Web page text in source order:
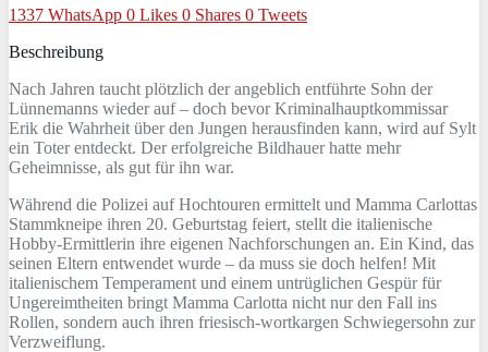
1337 WhatsApp 0 Likes 0 Shares 0 Tweets
Beschreibung
Nach Jahren taucht plötzlich der angeblich entführte Sohn der
Lünnemanns wieder auf – doch bevor Kriminalhauptkommissar
Erik die Wahrheit über den Jungen herausfinden kann, wird auf Sylt
ein Toter entdeckt. Der erfolgreiche Bildhauer hatte mehr
Geheimnisse, als gut für ihn war.
Während die Polizei auf Hochtouren ermittelt und Mamma Carlottas
Stammkneipe ihren 20. Geburtstag feiert, stellt die italienische
Hobby-Ermittlerin ihre eigenen Nachforschungen an. Ein Kind, das
seinen Eltern entwendet wurde – da muss sie doch helfen! Mit
italienischem Temperament und einem untrüglichen Gespür für
Ungereimtheiten bringt Mamma Carlotta nicht nur den Fall ins
Rollen, sondern auch ihren friesisch-wortkargen Schwiegersohn zur
Verzweiflung.